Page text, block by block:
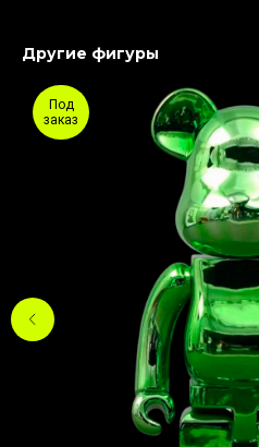
Другие фигуры
Под
заказ